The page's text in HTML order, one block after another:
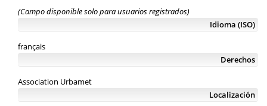
(Campo disponible solo para usuarios registrados)
Idioma (ISO)
français
Derechos
Association Urbamet
Localización